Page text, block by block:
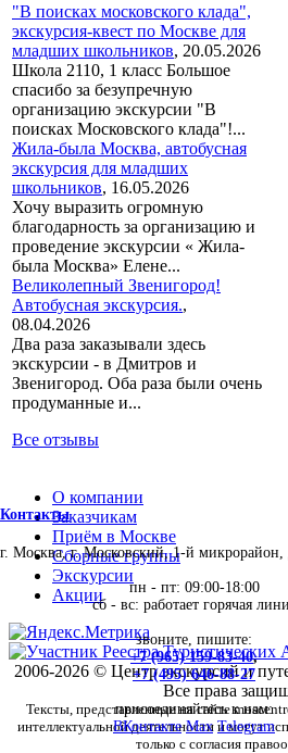
"В поисках московского клада",
экскурсия-квест по Москве для
младших школьников, 20.05.2026
Школа 2110, 1 класс Большое
спасибо за безупречную
организацию экскурсии "В
поисках Московского клада"!...
Жила-была Москва, автобусная
экскурсия для младших
школьников, 16.05.2026
Хочу выразить огромную
благодарность за организацию и
проведение экскурсии « Жила-
была Москва» Елене...
Великолепный Звенигород!
Автобусная экскурсия.,
08.04.2026
Два раза заказывали здесь
экскурсии - в Дмитров и
Звенигород. Оба раза были очень
продуманные и...
Все отзывы
Контакты
г. Москва, г. Московский, 1-й
пн - пт: 09:00-18:00
сб - вс: работает горячая
звоните, пишите:
+7 (965) 159-83-40,
+7 (495) 646-88-27
присоединяйтесь к нам:
ВКонтакте Max Telegram
О компании
Заказчикам
Приём в Москве
Сборные группы
Экскурсии
Акции
2006-2026 © Центр экскурсий и
Все права
Тексты, представленные на сайте
интеллектуальной деятельности и могут
только с согласия